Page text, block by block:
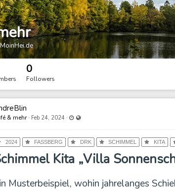
0
Followers
& mehr· Feb 24, 2024 · Last updated Feb 25, 2024 - 7:41 AM
2024 FASSBERG DRK SCHIMMEL KITA
Kita „Villa
Musterbeispiel, wohin jahrelanges